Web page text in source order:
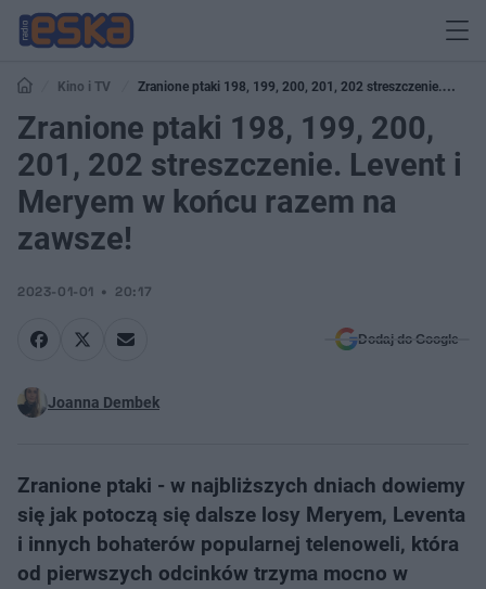
Kino i TV
Zranione ptaki 198, 199, 200, 201, 202 streszczenie.
Levent i Meryem w końcu razem na zawsze!
Zranione ptaki 198, 199, 200,
201, 202 streszczenie. Levent i
Meryem w końcu razem na
zawsze!
2023-01-01 20:17
Dodaj do Google
Joanna Dembek
Zranione ptaki - w najbliższych dniach dowiemy
się jak potoczą się dalsze losy Meryem, Leventa
i innych bohaterów popularnej telenoweli, która
od pierwszych odcinków trzyma mocno w